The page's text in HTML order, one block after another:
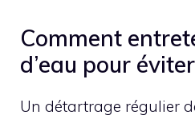
Comment
d’eau pour
Un détartrage régulier